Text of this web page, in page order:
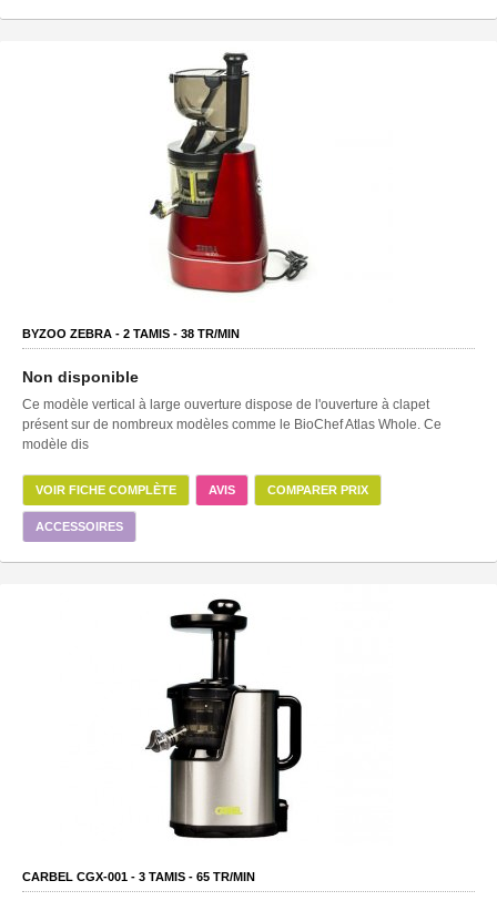
BYZOO ZEBRA - 2 TAMIS - 38 TR/MIN
Non disponible
Ce modèle vertical à large ouverture dispose de l'ouverture à clapet
présent sur de nombreux modèles comme le BioChef Atlas Whole. Ce
modèle dis
VOIR FICHE COMPLÈTE AVIS COMPARER PRIX
ACCESSOIRES
CARBEL CGX-001 - 3 TAMIS - 65 TR/MIN